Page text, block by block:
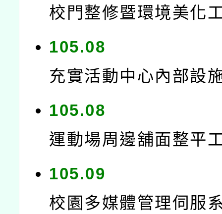
校門整修暨環境美化
105.08
充實活動中心內部設
105.08
運動場周邊舖面整平
105.09
校園多媒體管理伺服